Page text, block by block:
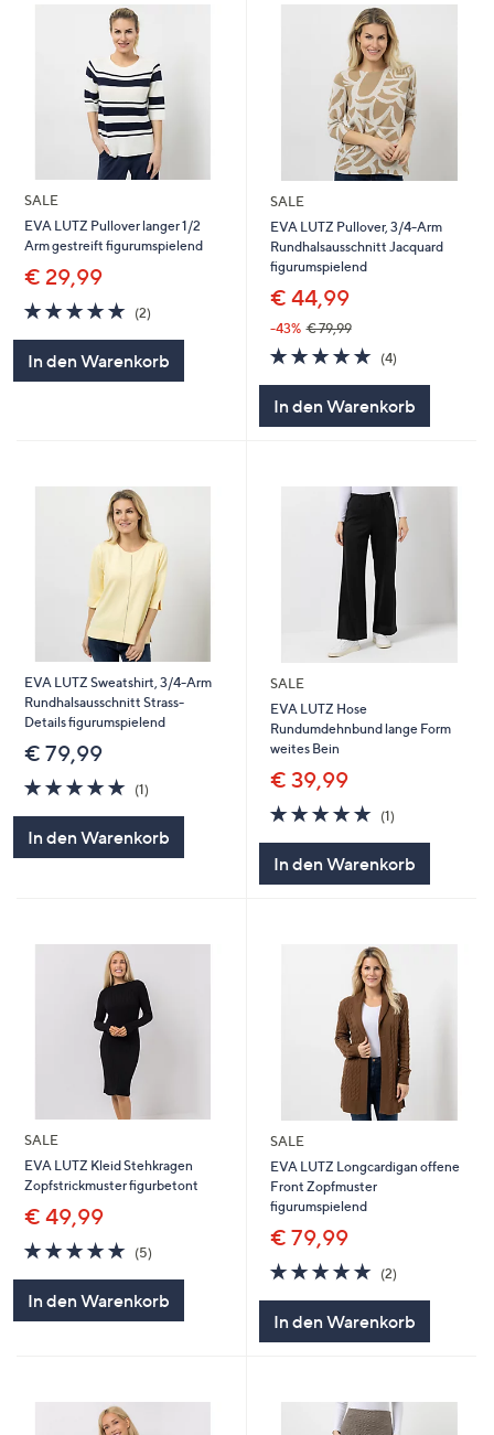
SALE
EVA LUTZ Pullover langer 1/2
Arm gestreift figurumspielend
€ 29,99
5.0
von
(2)2
In den Warenkorb
SALE
EVA LUTZ Pullover, 3/4-Arm
Rundhalsausschnitt Jacquard
figurumspielend
€ 44,99
-43% € 79,99
5.0
von
(4)4
In den Warenkorb
EVA LUTZ Sweatshirt, 3/4-Arm
Rundhalsausschnitt Strass-
Details figurumspielend
€ 79,99
5.0
von
(1)1
In den Warenkorb
SALE
EVA LUTZ Hose
Rundumdehnbund lange Form
weites Bein
€ 39,99
5.0
von
(1)1
In den Warenkorb
SALE
EVA LUTZ Kleid Stehkragen
Zopfstrickmuster figurbetont
€ 49,99
5.0
von
(5)5
In den Warenkorb
SALE
EVA LUTZ Longcardigan offene
Front Zopfmuster
figurumspielend
€ 79,99
5.0
von
(2)2
In den Warenkorb